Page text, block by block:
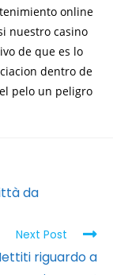
online
nuestro casino
de que es lo
dentro de
pelo un peligro
da
Next Post
riguardo a